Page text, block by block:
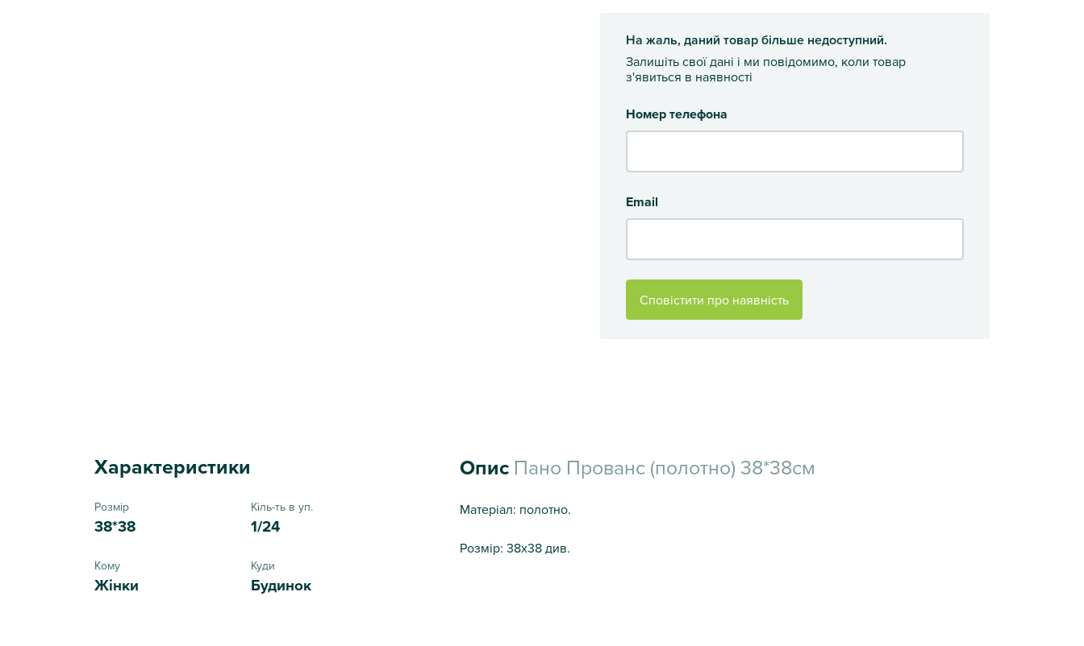
На жаль, даний товар більше недоступний.
Залишіть свої дані і ми повідомимо, коли товар
з'явиться в наявності
Номер телефона
Email
Сповістити про наявність
Характеристики
Розмір
38*38
Кіль-ть в уп.
1/24
Кому
Жінки
Куди
Будинок
Опис Пано Прованс (полотно) 38*38см
Матеріал: полотно.
Розмір: 38х38 див.